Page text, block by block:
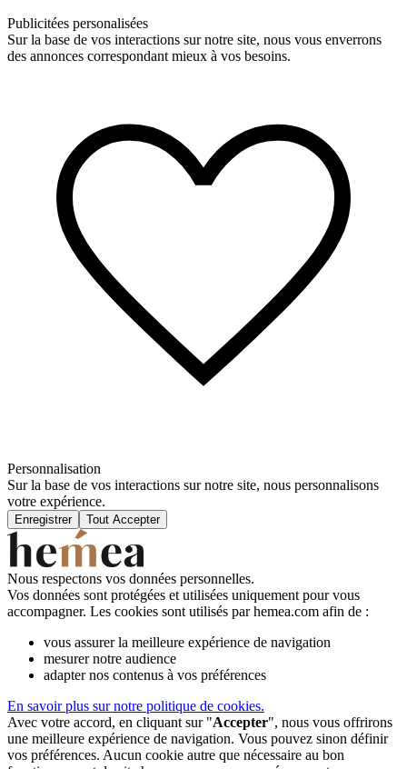
Publicitées personalisées
Sur la base de vos interactions sur notre site, nous vous enverrons
des annonces correspondant mieux à vos besoins.
Personnalisation
Sur la base de vos interactions sur notre site, nous personnalisons
votre expérience.
Enregistrer Tout Accepter
Nous respectons vos données personnelles.
Vos données sont protégées et utilisées uniquement pour vous
accompagner. Les cookies sont utilisés par hemea.com afin de :
vous assurer la meilleure expérience de navigation
mesurer notre audience
adapter nos contenus à vos préférences
En savoir plus sur notre politique de cookies.
Avec votre accord, en cliquant sur "Accepter", nous vous offrirons
une meilleure expérience de navigation. Vous pouvez sinon définir
vos préférences. Aucun cookie autre que nécessaire au bon